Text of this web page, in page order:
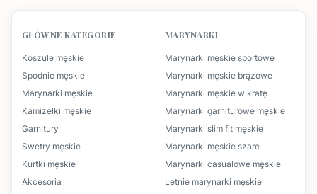
GŁÓWNE KATEGORIE
Koszule męskie
Spodnie męskie
Marynarki męskie
Kamizelki męskie
Garnitury
Swetry męskie
Kurtki męskie
Akcesoria
MARYNARKI
Marynarki męskie sportowe
Marynarki męskie brązowe
Marynarki męskie w kratę
Marynarki garniturowe męskie
Marynarki slim fit męskie
Marynarki męskie szare
Marynarki casualowe męskie
Letnie marynarki męskie